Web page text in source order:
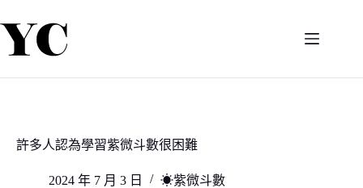
至
許多人認為學習紫微斗數很困難
2024 年 7 月 3 日 ☀紫微斗數